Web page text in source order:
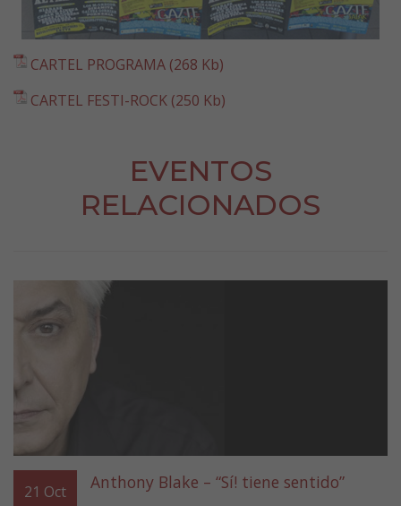
CARTEL PROGRAMA (268 Kb)
CARTEL FESTI-ROCK (250 Kb)
EVENTOS
RELACIONADOS
21 Oct Anthony Blake – “Sí! tiene sentido”